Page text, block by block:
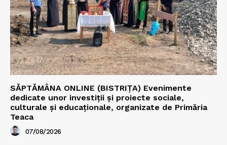
SĂPTĂMÂNA ONLINE (BISTRIȚA) Evenimente
dedicate unor investiții și proiecte sociale,
culturale și educaționale, organizate de Primăria
Teaca
07/08/2026